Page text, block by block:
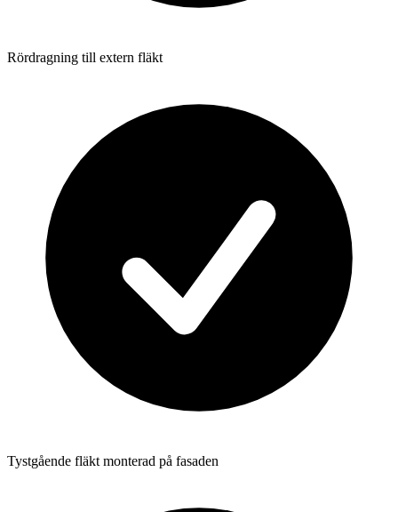
Rördragning till extern fläkt
Tystgående fläkt monterad på fasaden